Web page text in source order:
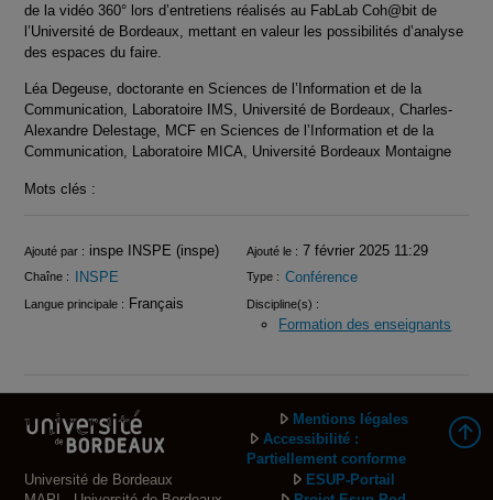
de la vidéo 360° lors d’entretiens réalisés au FabLab Coh@bit de
l’Université de Bordeaux, mettant en valeur les possibilités d’analyse
des espaces du faire.
Léa Degeuse, doctorante en Sciences de l’Information et de la
Communication, Laboratoire IMS, Université de Bordeaux, Charles-
Alexandre Delestage, MCF en Sciences de l’Information et de la
Communication, Laboratoire MICA, Université Bordeaux Montaigne
Mots clés :
Infos
Ajouté par : inspe INSPE (inspe) Ajouté le : 7 février 2025 11:29
Chaîne : INSPE Type : Conférence
Langue principale : Français Discipline(s) :
Formation des enseignants
Université de Bordeaux
Mentions légales
Accessibilité :
Partiellement conforme
ESUP-Portail